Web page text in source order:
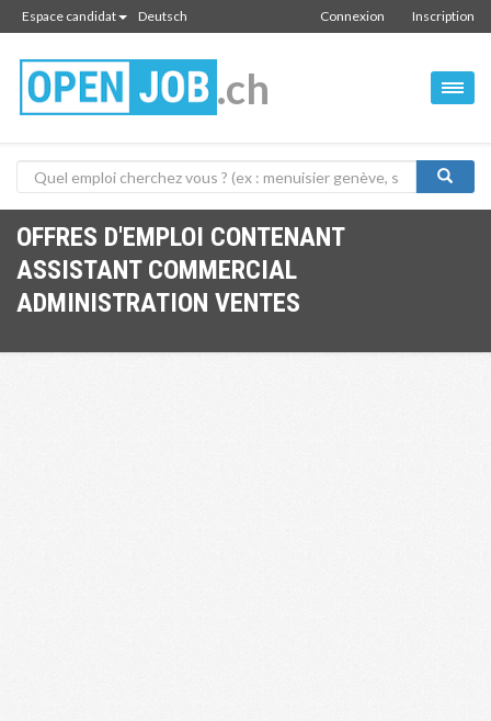
Espace candidat Deutsch Inscription
Connexion
.ch
OFFRES D'EMPLOI CONTENANT
ASSISTANT COMMERCIAL
ADMINISTRATION VENTES